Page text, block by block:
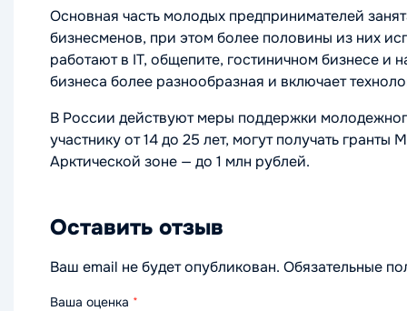
Основная часть молодых предпринимателей
бизнесменов, при этом более половины из них
работают в IT, общепите, гостиничном бизнесе и
бизнеса более разнообразная и включает
В России действуют меры поддержки
участнику от 14 до 25 лет, могут получать
Арктической зоне — до 1 млн рублей.
Оставить отзыв
Ваш email не будет опубликован. Обязательные
Ваша оценка *